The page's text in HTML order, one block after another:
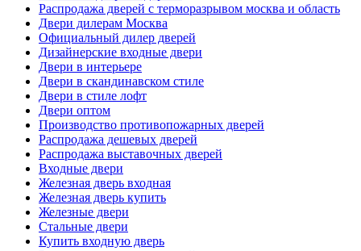
Распродажа дверей с терморазрывом москва и область
Двери дилерам Москва
Официальный дилер дверей
Дизайнерские входные двери
Двери в интерьере
Двери в скандинавском стиле
Двери в стиле лофт
Двери оптом
Производство противопожарных дверей
Распродажа дешевых дверей
Распродажа выставочных дверей
Входные двери
Железная дверь входная
Железная дверь купить
Железные двери
Стальные двери
Купить входную дверь